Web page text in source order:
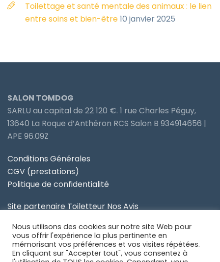
Toilettage et santé mentale des animaux : le lien
entre soins et bien-être10 janvier 2025
SALON TOMDOG
SARLU au capital de 22 120 €. 1 rue Charles Péguy,
13640 La Roque d’Anthéron RCS Salon B 934914656 |
APE 96.09Z
Conditions Générales
CGV (prestations)
Politique de confidentialité
Site partenaire Toiletteur Nos Avis
Site partenaire Anidom
Nous utilisons des cookies sur notre site Web pour
vous offrir l'expérience la plus pertinente en
mémorisant vos préférences et vos visites répétées.
En cliquant sur "Accepter tout", vous consentez à